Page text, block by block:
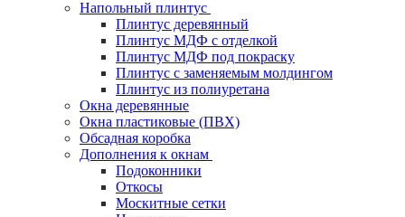
Напольный плинтус
Плинтус деревянный
Плинтус МДФ с отделкой
Плинтус МДФ под покраску
Плинтус с заменяемым молдингом
Плинтус из полиуретана
Окна деревянные
Окна пластиковые (ПВХ)
Обсадная коробка
Дополнения к окнам
Подоконники
Откосы
Москитные сетки